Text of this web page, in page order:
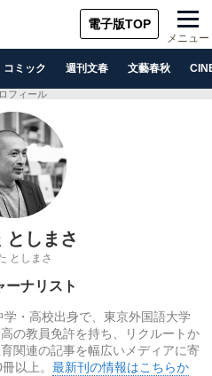
電子版TOP
メニュー
コミック 週刊文春 文藝春秋
フィール
としまさ
としまさ
ーナリスト
・高校出身で、東京外国語大学
の教員免許を持ち、リクルートか
関連の記事を幅広いメディアに寄
以上。 最新刊の情報はこちらか